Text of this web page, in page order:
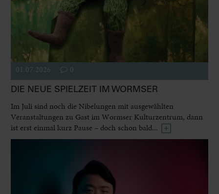
01.07.2026 0
DIE NEUE SPIELZEIT IM WORMSER
Im Juli sind noch die Nibelungen mit ausgewählten
Veranstaltungen zu Gast im Wormser Kulturzentrum, dann
ist erst einmal kurz Pause – doch schon bald...